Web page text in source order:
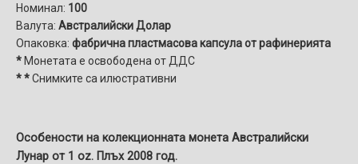
Номинал: 100
Валута: Австралийски Долар
Опаковка: фабрична пластмасова капсула от рафинерията
*Монетата е освободена от ДДС
* *Снимките са илюстративни
Особености на колекционната монета Австралийски
Лунар от 1 oz. Плъх 2008 год.